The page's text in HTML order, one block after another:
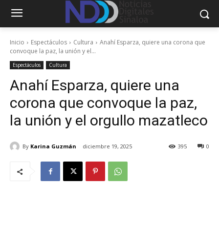
Inicio Espectáculos Cultura
Anahí Esparza, quiere una corona que
convoque la paz, la unión y el...
Espectáculos Cultura
Anahí Esparza, quiere una
corona que convoque la paz,
la unión y el orgullo mazatleco
By Karina Guzmán diciembre 19, 2025 0
395